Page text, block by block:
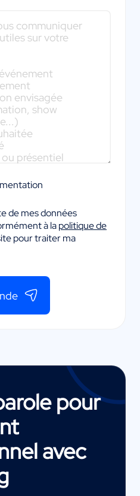
de mes données
à lapolitique de
pour traiter ma
pour
avec